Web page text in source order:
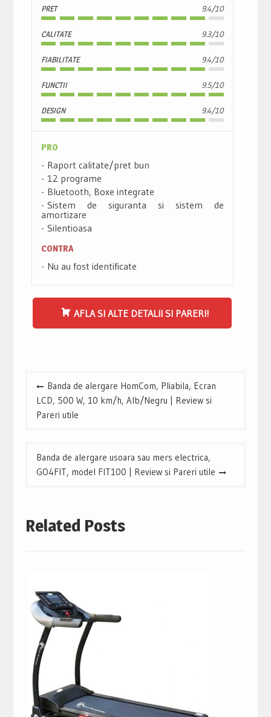
PRET 9.4/10
CALITATE 9.3/10
FIABILITATE 9.4/10
FUNCTII 9.5/10
DESIGN 9.4/10
PRO
Raport calitate/pret bun
12 programe
Bluetooth, Boxe integrate
Sistem de siguranta si sistem de
amortizare
Silentioasa
CONTRA
Nu au fost identificate
AFLA SI ALTE DETALII SI PARERI!
Navigare
articole
Banda de alergare HomCom, Pliabila, Ecran
LCD, 500 W, 10 km/h, Alb/Negru | Review si
Pareri utile
Banda de alergare usoara sau mers electrica,
GO4FIT, model FIT100 | Review si Pareri utile
Related Posts